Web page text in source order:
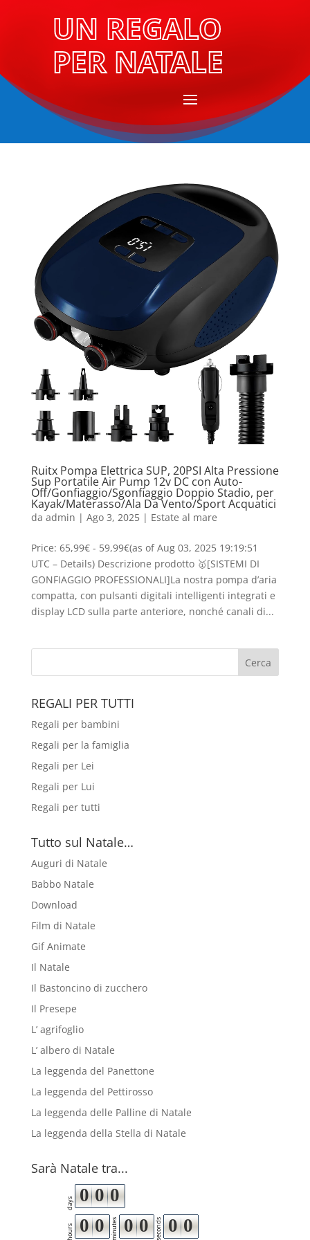
UN REGALO
PER NATALE
Ruitx Pompa Elettrica SUP, 20PSI Alta Pressione
Sup Portatile Air Pump 12v DC con Auto-
Off/Gonfiaggio/Sgonfiaggio Doppio Stadio, per
Kayak/Materasso/Ala Da Vento/Sport Acquatici
da admin | Ago 3, 2025| Estate al mare
Price: 65,99€ - 59,99€(as of Aug 03, 2025 19:19:51
UTC – Details) Descrizione prodotto 🥇[SISTEMI DI
GONFIAGGIO PROFESSIONALI]La nostra pompa d’aria
compatta, con pulsanti digitali intelligenti integrati e
display LCD sulla parte anteriore, nonché canali di...
REGALI PER TUTTI
Regali per bambini
Regali per la famiglia
Regali per Lei
Regali per Lui
Regali per tutti
Tutto sul Natale…
Auguri di Natale
Babbo Natale
Download
Film di Natale
Gif Animate
Il Natale
Il Bastoncino di zucchero
Il Presepe
L’ agrifoglio
L’ albero di Natale
La leggenda del Panettone
La leggenda del Pettirosso
La leggenda delle Palline di Natale
La leggenda della Stella di Natale
Sarà Natale tra...
days 0 0 0
hours 0 0 minutes 0 0 seconds 0 0